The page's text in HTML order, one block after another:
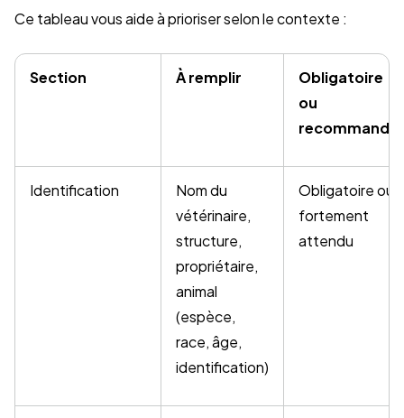
Ce tableau vous aide à prioriser selon le contexte :
Section À remplir
Obligatoire
ou
recommandé
Identification
Nom du
vétérinaire,
structure,
propriétaire,
animal
(espèce,
race, âge,
identification)
Obligatoire ou
fortement
attendu